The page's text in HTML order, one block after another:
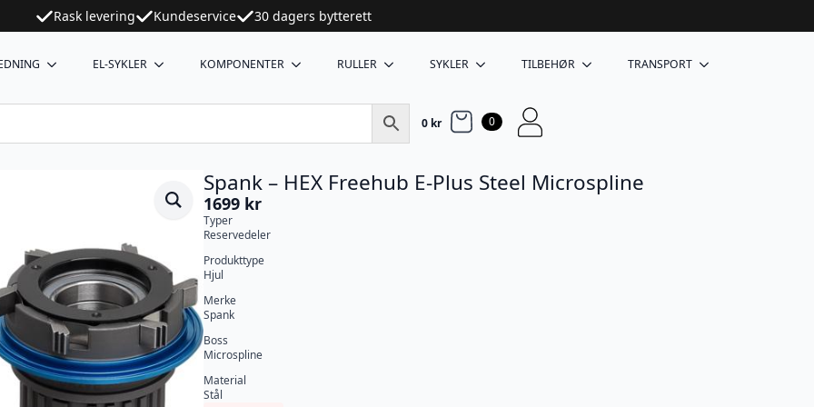
Rask levering Kundeservice 30 dagers bytterett
EL-SYKLER KOMPONENTER RULLER SYKLER TILBEHØR TRANSPORT
0 kr 0
Spank – HEX Freehub E-Plus Steel Microspline
1699 kr
Typer
Reservedeler
Produkttype
Hjul
Merke
Spank
Boss
Microspline
Material
Stål